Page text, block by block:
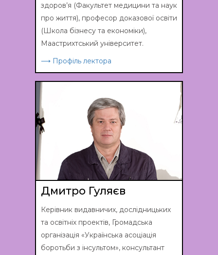
здоров’я (Факультет медицини та наук
про життя), професор доказової освіти
(Школа бізнесу та економіки),
Маастрихтський університет.
⟶ Профіль лектора
Дмитро Гуляєв
Керівник видавничих, дослідницьких
та освітніх проектів, Громадська
організація «Українська асоціація
боротьби з інсультом», консультант